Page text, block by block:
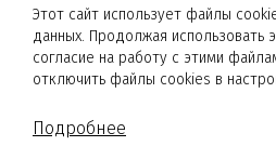
РЕШЕНИЯ
ТЕХПОДДЕРЖКА
© K&T sensors 2026.
©Создание сайта и дизайн
Этот сайт использует файлы
данных. Продолжая использовать
согласие на работу с этими
отключить файлы cookies в
Подробнее